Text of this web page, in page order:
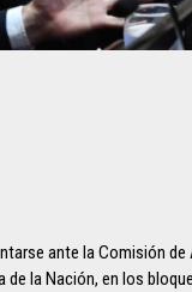
ante la Comisión
de la Nación, en los